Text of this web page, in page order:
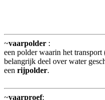
~vaarpolder :
een polder waarin het
belangrijk deel over water
een rijpolder.
~vaarproef: